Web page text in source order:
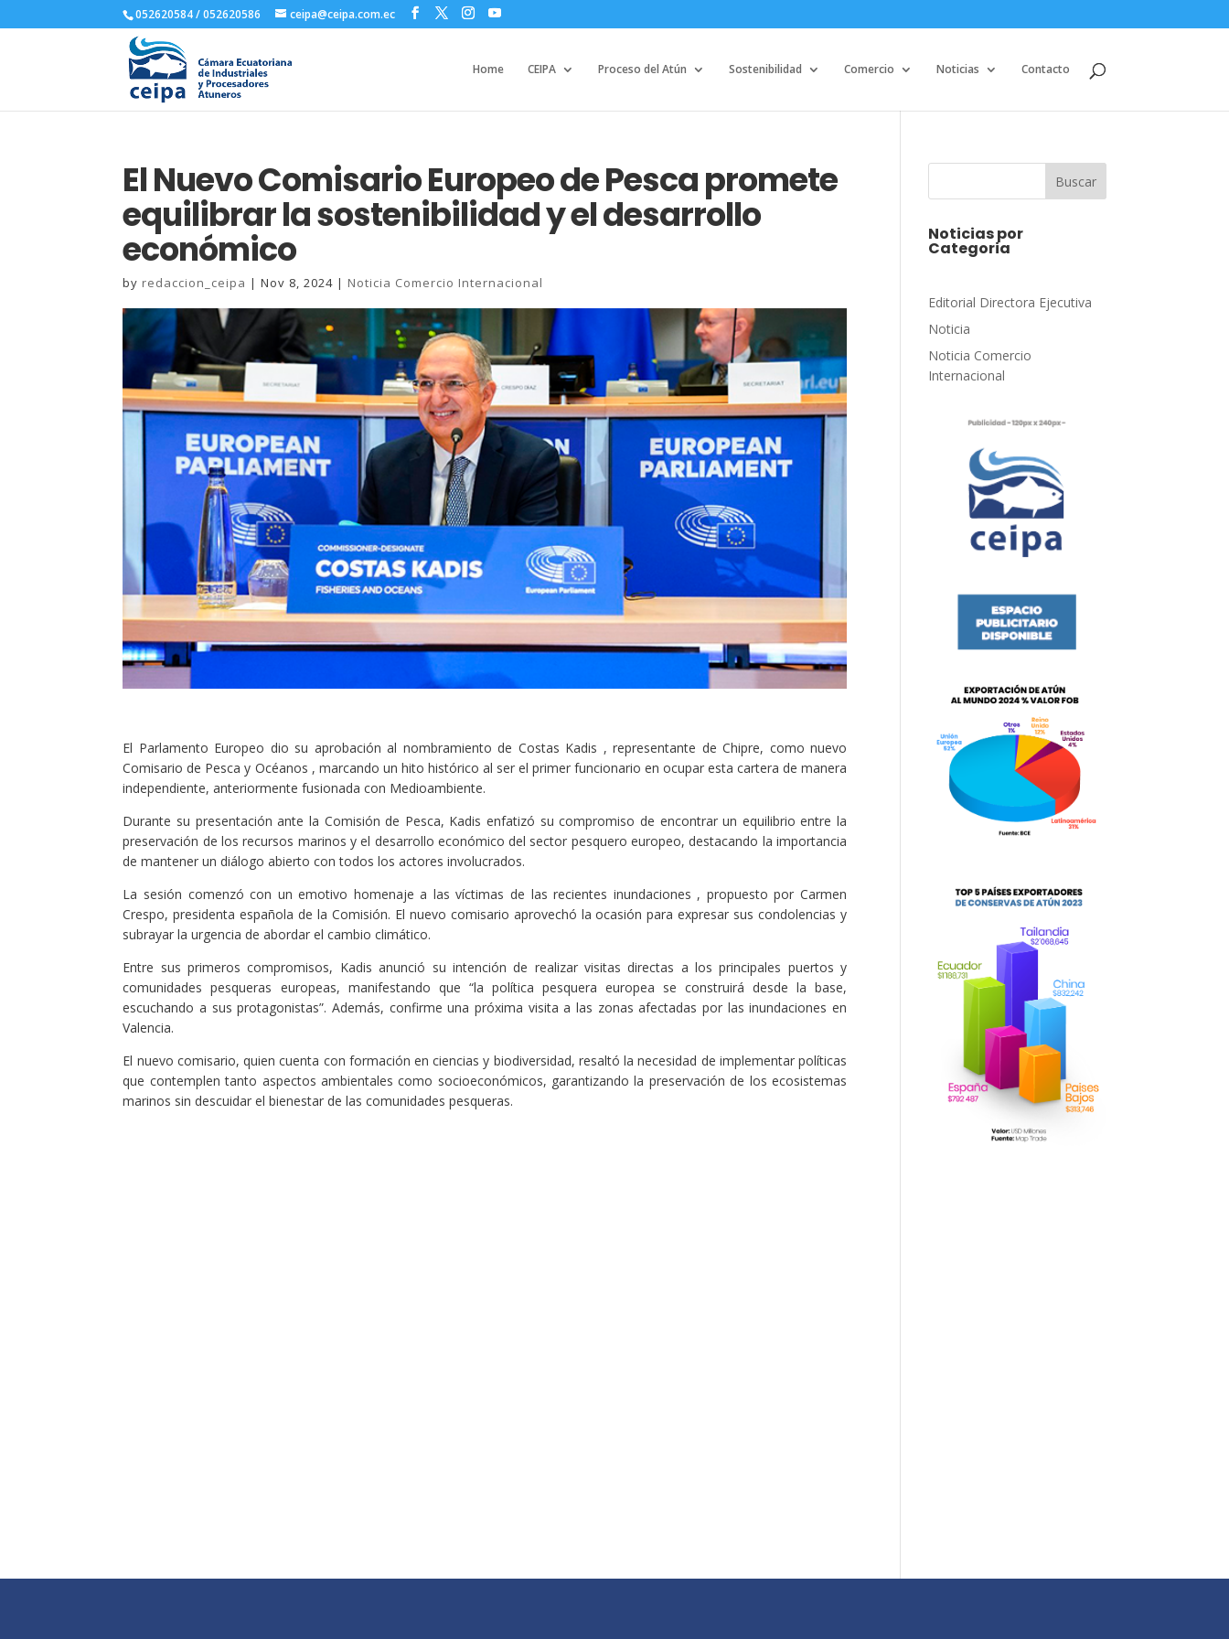
052620584 / 052620586 ceipa@ceipa.com.ec
Home CEIPA Proceso del Atún Sostenibilidad Comercio Noticias Contacto
El Nuevo Comisario Europeo de Pesca promete
equilibrar la sostenibilidad y el desarrollo
económico
by redaccion_ceipa |Nov 8, 2024 | Noticia Comercio Internacional
El Parlamento Europeo dio su aprobación al nombramiento de Costas Kadis , representante de Chipre, como nuevo
Comisario de Pesca y Océanos , marcando un hito histórico al ser el primer funcionario en ocupar esta cartera de manera
independiente, anteriormente fusionada con Medioambiente.
Durante su presentación ante la Comisión de Pesca, Kadis enfatizó su compromiso de encontrar un equilibrio entre la
preservación de los recursos marinos y el desarrollo económico del sector pesquero europeo, destacando la importancia
de mantener un diálogo abierto con todos los actores involucrados.
La sesión comenzó con un emotivo homenaje a las víctimas de las recientes inundaciones , propuesto por Carmen
Crespo, presidenta española de la Comisión. El nuevo comisario aprovechó la ocasión para expresar sus condolencias y
subrayar la urgencia de abordar el cambio climático.
Entre sus primeros compromisos, Kadis anunció su intención de realizar visitas directas a los principales puertos y
comunidades pesqueras europeas, manifestando que “la política pesquera europea se construirá desde la base,
escuchando a sus protagonistas”. Además, confirme una próxima visita a las zonas afectadas por las inundaciones en
Valencia.
El nuevo comisario, quien cuenta con formación en ciencias y biodiversidad, resaltó la necesidad de implementar políticas
que contemplen tanto aspectos ambientales como socioeconómicos, garantizando la preservación de los ecosistemas
marinos sin descuidar el bienestar de las comunidades pesqueras.
Buscar
Noticias por
Categoria
Editorial Directora Ejecutiva
Noticia
Noticia Comercio
Internacional